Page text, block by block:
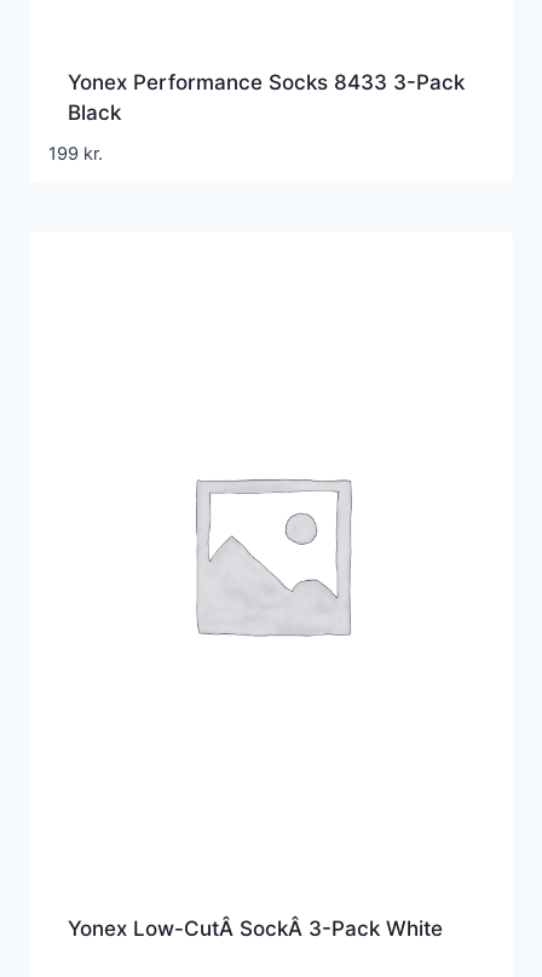
Yonex Performance Socks 8433 3-Pack
Black
199 kr.
Yonex Low-CutÂ SockÂ 3-Pack White